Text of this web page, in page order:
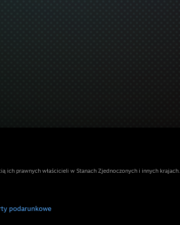
ich prawnych właścicieli w Stanach Zjednoczonych i innych krajach.
podarunkowe